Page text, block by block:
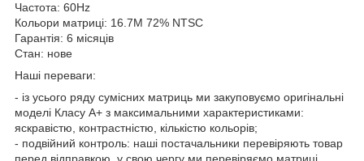
Частота: 60Hz
Кольори матриці: 16.7M 72% NTSC
Гарантія: 6 місяців
Стан: нове
Наші переваги:
- із усього ряду сумісних матриць ми закуповуємо оригінальні
моделі Класу А+ з максимальними характеристиками:
яскравістю, контрастністю, кількістю кольорів;
- подвійний контроль: наші постачальники перевіряють товар
перед відправкою, у свою чергу ми перевіряємо матриці